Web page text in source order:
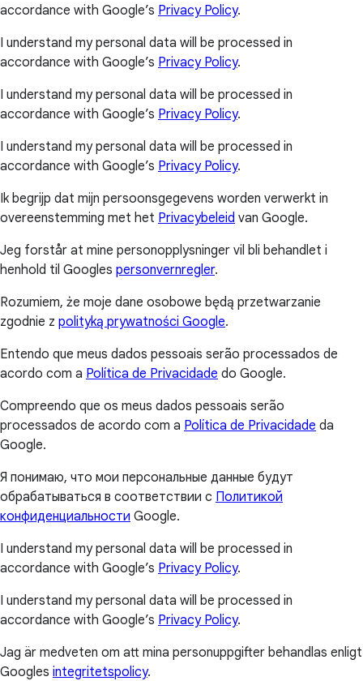
accordance with Google’s Privacy Policy.
I understand my personal data will be processed in
accordance with Google’s Privacy Policy.
I understand my personal data will be processed in
accordance with Google’s Privacy Policy.
I understand my personal data will be processed in
accordance with Google’s Privacy Policy.
Ik begrijp dat mijn persoonsgegevens worden verwerkt in
overeenstemming met het Privacybeleid van Google.
Jeg forstår at mine personopplysninger vil bli behandlet i
henhold til Googles personvernregler.
Rozumiem, że moje dane osobowe będą przetwarzanie
zgodnie z polityką prywatności Google.
Entendo que meus dados pessoais serão processados de
acordo com a Política de Privacidade do Google.
Compreendo que os meus dados pessoais serão
processados de acordo com a Política de Privacidade da
Google.
Я понимаю, что мои персональные данные будут
обрабатываться в соответствии с Политикой
конфиденциальности Google.
I understand my personal data will be processed in
accordance with Google’s Privacy Policy.
I understand my personal data will be processed in
accordance with Google’s Privacy Policy.
Jag är medveten om att mina personuppgifter behandlas enligt
Googles integritetspolicy.